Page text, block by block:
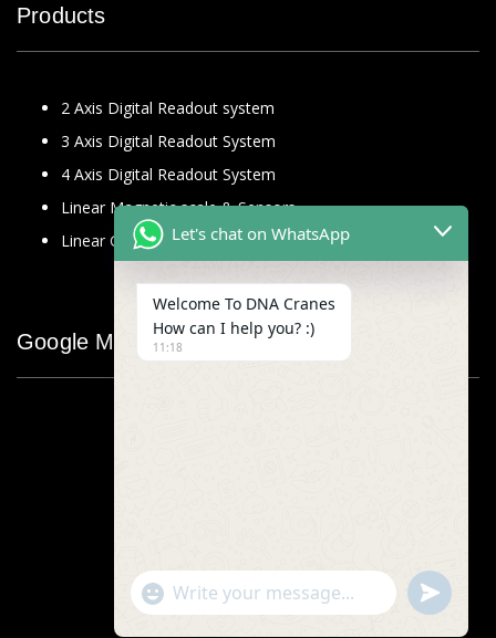
Products
2 Axis Digital Readout system
3 Axis Digital Readout System
4 Axis Digital Readout System
Linear Magnetic scale & Sensors
Linear Glass Scale
Google Map
Let's chat on WhatsApp
Welcome To DNA Cranes
How can I help you? :)
11:18
"+chaty_settings.lang.emoji_picker+"
WhatsApp
undefined